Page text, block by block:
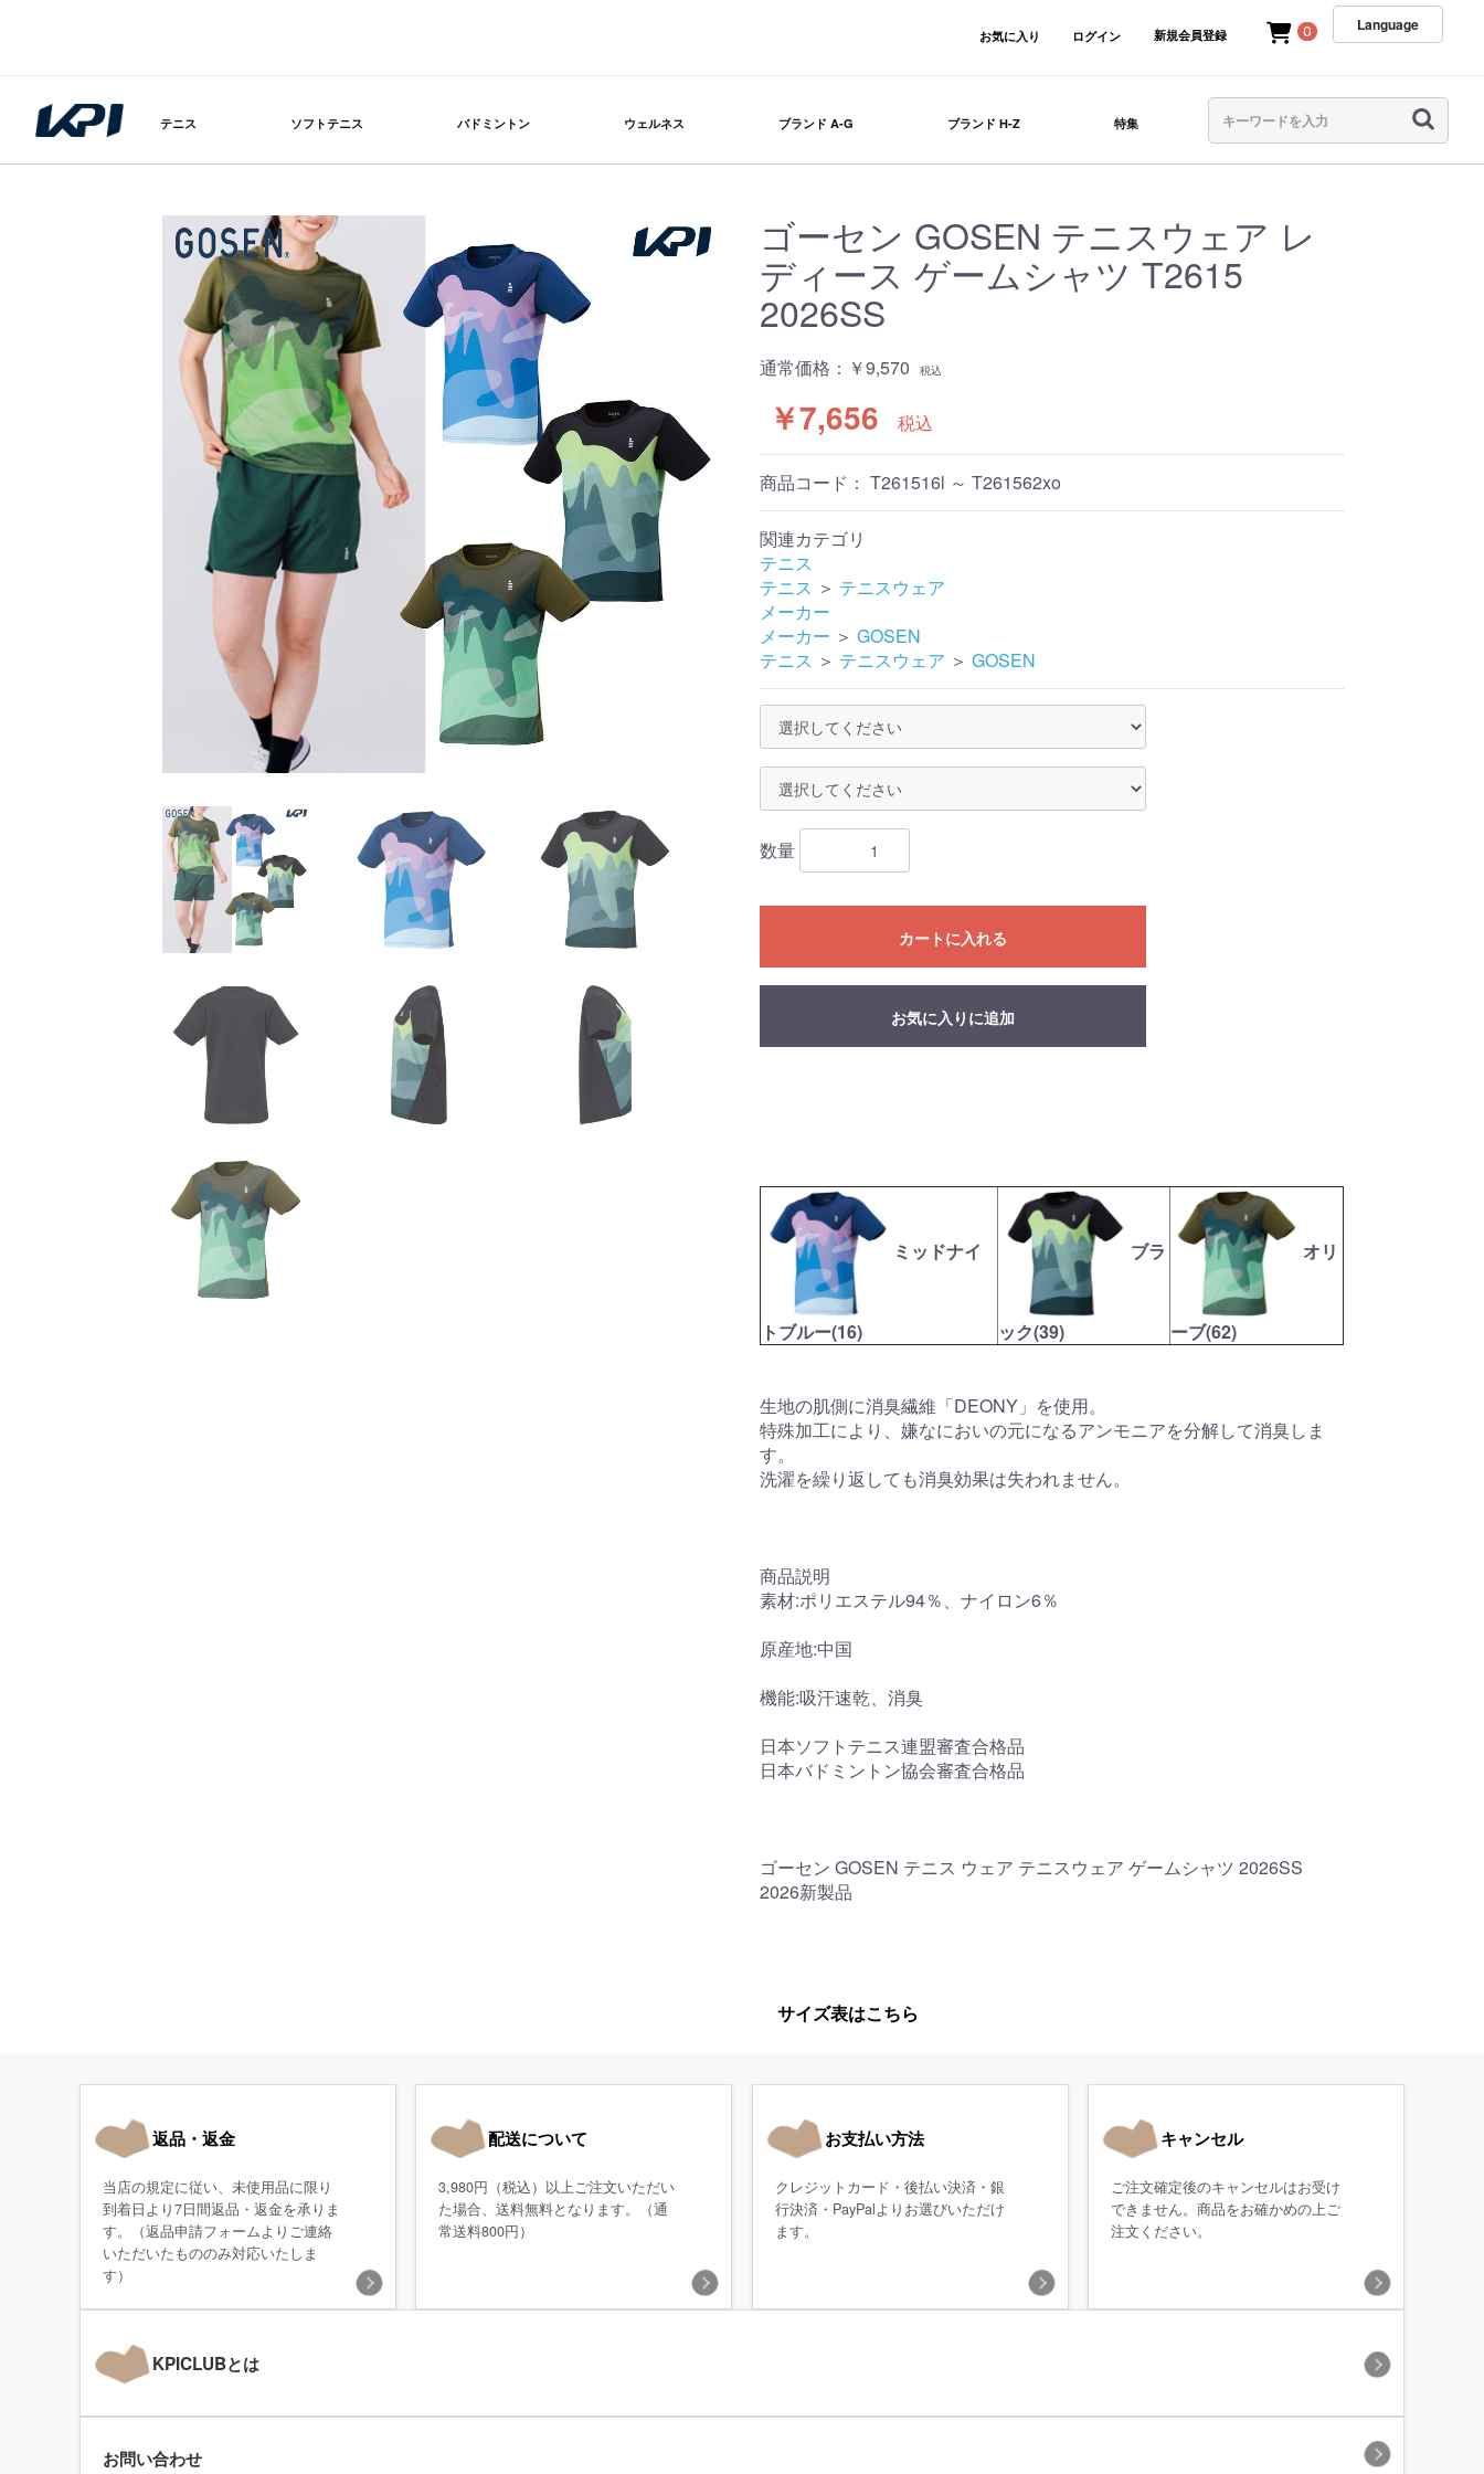
お気に入り ログイン 新規会員登録 0 Language
テニス ソフトテニス バドミントン ウェルネス ブランド A-G ブランド H-Z 特集
ゴーセン GOSEN テニスウェア レ
ディース ゲームシャツ T2615
2026SS
通常価格： ￥9,570 税込
￥7,656 税込
商品コード： T261516l ～ T261562xo
関連カテゴリ
テニス
テニス ＞ テニスウェア
メーカー
メーカー ＞ GOSEN
テニス ＞ テニスウェア ＞ GOSEN
数量
カートに入れる
お気に入りに追加
ミッドナイ
トブルー(16)
ブラ
ック(39)
オリ
ーブ(62)
生地の肌側に消臭繊維「DEONY」を使用。
特殊加工により、嫌なにおいの元になるアンモニアを分解して消臭しま
す。
洗濯を繰り返しても消臭効果は失われません。
商品説明
素材:ポリエステル94％、ナイロン6％
原産地:中国
機能:吸汗速乾、消臭
日本ソフトテニス連盟審査合格品
日本バドミントン協会審査合格品
ゴーセン GOSEN テニス ウェア テニスウェア ゲームシャツ 2026SS
2026新製品
サイズ表はこちら
返品・返金
当店の規定に従い、未使用品に限り
到着日より7日間返品・返金を承りま
す。（返品申請フォームよりご連絡
いただいたもののみ対応いたしま
す）
配送について
3,980円（税込）以上ご注文いただい
た場合、送料無料となります。（通
常送料800円）
お支払い方法
クレジットカード・後払い決済・銀
行決済・PayPalよりお選びいただけ
ます。
キャンセル
ご注文確定後のキャンセルはお受け
できません。商品をお確かめの上ご
注文ください。
KPICLUBとは
お問い合わせ